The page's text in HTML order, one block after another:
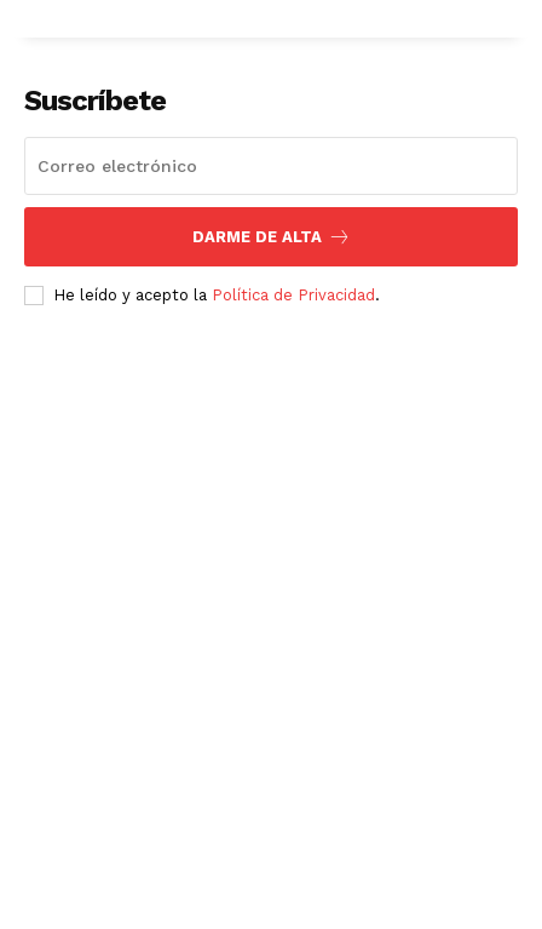
Suscríbete
DARME DE ALTA
He leído y acepto la Política de Privacidad .